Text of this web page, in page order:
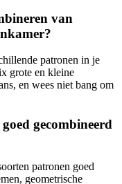
van
patronen in je
grote en kleine
en wees niet bang om
gecombineerd
patronen goed
geometrische